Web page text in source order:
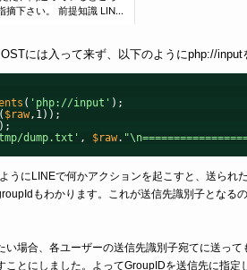
には入って来ず、以下のようにphp://input
( ' php://input ' );
$raw,1));
dump.txt' , $raw.
うにLINEで何かアクションを起こすと、送ら
もわかります。これが送信先識別子とな
い場合、各ユーザーの送信先識別子宛てに送っ
とにしました。よってGroupIDを送信先に指定